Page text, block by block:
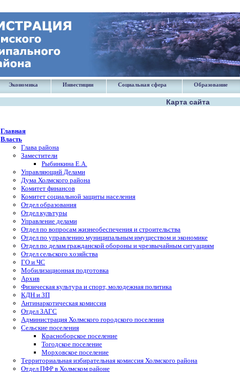
Экономика Инвестиции Социальная сфера Образование
Карта сайта
Главная
Власть
Глава района
Заместители
Рыбинкина Е.А.
Управляющий Делами
Дума Холмского района
Комитет финансов
Комитет социальной защиты населения
Отдел образования
Отдел культуры
Управление делами
Отдел по вопросам жизнеобеспечения и строительства
Отдел по управлению муниципальным имуществом и экономике
Отдел по делам гражданской обороны и чрезвычайным ситуациям
Отдел сельского хозяйства
ГО и ЧС
Мобилизационная подготовка
Архив
Физическая культура и спорт, молодежная политика
КДН и ЗП
Антинаркотическая комиссия
Отдел ЗАГС
Администрация Холмского городского поселения
Сельские поселения
Красноборское поселение
Тогодское поселение
Морховское поселение
Территориальная избирательная комиссия Холмского района
Отдел ПФР в Холмском районе